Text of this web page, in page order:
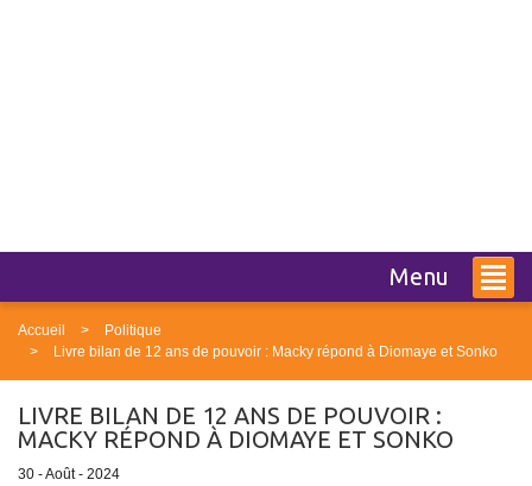
Menu
Accueil
Politique
Livre bilan de 12 ans de pouvoir : Macky répond à Diomaye et Sonko
LIVRE BILAN DE 12 ANS DE POUVOIR :
MACKY RÉPOND À DIOMAYE ET SONKO
30 - Août - 2024